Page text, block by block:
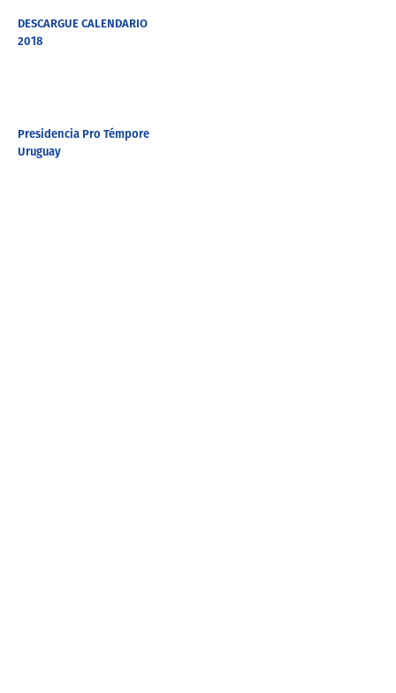
DESCARGUE CALENDARIO
2018
Presidencia Pro Témpore
Uruguay